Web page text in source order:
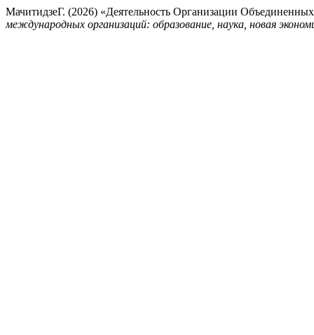
МачитидзеГ. (2026) «Деятельность Организации
международных организаций: образование, наука, новая